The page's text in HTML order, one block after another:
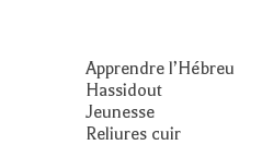
Apprendre l’Hébreu
Hassidout
Jeunesse
Reliures cuir